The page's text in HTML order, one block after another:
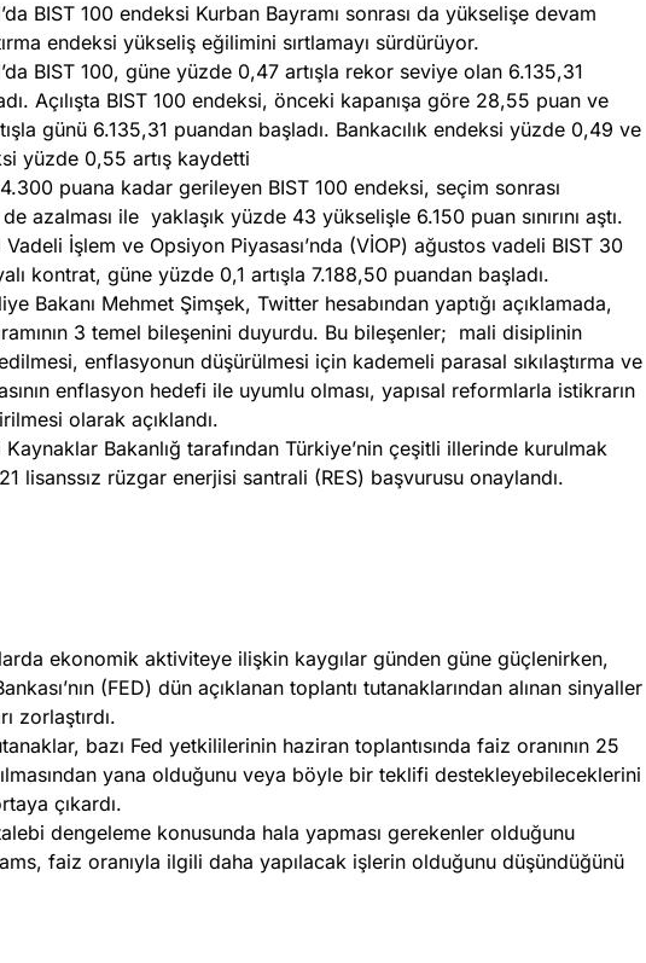
BIST 100 endeksi Kurban Bayramı sonrası da yükselişe devam
endeksi yükseliş eğilimini sırtlamayı sürdürüyor.
BIST 100, güne yüzde 0,47 artışla rekor seviye olan 6.135,31
Açılışta BIST 100 endeksi, önceki kapanışa göre 28,55 puan ve
günü 6.135,31 puandan başladı. Bankacılık endeksi yüzde 0,49 ve
yüzde 0,55 artış kaydetti
puana kadar gerileyen BIST 100 endeksi, seçim sonrası
azalması ile yaklaşık yüzde 43 yükselişle 6.150 puan sınırını aştı.
İşlem ve Opsiyon Piyasası’nda (VİOP) ağustos vadeli BIST 30
kontrat, güne yüzde 0,1 artışla 7.188,50 puandan başladı.
Bakanı Mehmet Şimşek, Twitter hesabından yaptığı açıklamada,
3 temel bileşenini duyurdu. Bu bileşenler; mali disiplinin
enflasyonun düşürülmesi için kademeli parasal sıkılaştırma ve
enflasyon hedefi ile uyumlu olması, yapısal reformlarla istikrarın
olarak açıklandı.
Bakanlığ tarafından Türkiye’nin çeşitli illerinde kurulmak
lisanssız rüzgar enerjisi santrali (RES) başvurusu onaylandı.
ekonomik aktiviteye ilişkin kaygılar günden güne güçlenirken,
(FED) dün açıklanan toplantı tutanaklarından alınan sinyaller
zorlaştırdı.
bazı Fed yetkililerinin haziran toplantısında faiz oranının 25
yana olduğunu veya böyle bir teklifi destekleyebileceklerini
çıkardı.
dengeleme konusunda hala yapması gerekenler olduğunu
faiz oranıyla ilgili daha yapılacak işlerin olduğunu düşündüğünü